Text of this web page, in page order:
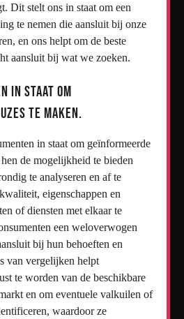
Dit stelt ons in staat om een
te nemen die aansluit bij onze
en ons helpt om de beste
aansluit bij wat we zoeken.
in staat om
te maken.
in staat om geïnformeerde
de mogelijkheid te bieden
te analyseren en af te
eigenschappen en
of diensten met elkaar te
een weloverwogen
bij hun behoeften en
van vergelijken helpt
te worden van de beschikbare
en om eventuele valkuilen of
waardoor ze